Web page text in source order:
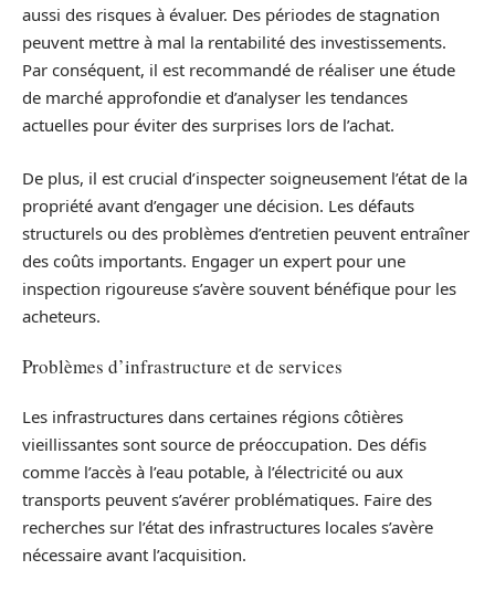
aussi des risques à évaluer. Des périodes de stagnation
peuvent mettre à mal la rentabilité des investissements.
Par conséquent, il est recommandé de réaliser une étude
de marché approfondie et d’analyser les tendances
actuelles pour éviter des surprises lors de l’achat.
De plus, il est crucial d’inspecter soigneusement l’état de la
propriété avant d’engager une décision. Les défauts
structurels ou des problèmes d’entretien peuvent entraîner
des coûts importants. Engager un expert pour une
inspection rigoureuse s’avère souvent bénéfique pour les
acheteurs.
Problèmes d’infrastructure et de services
Les infrastructures dans certaines régions côtières
vieillissantes sont source de préoccupation. Des défis
comme l’accès à l’eau potable, à l’électricité ou aux
transports peuvent s’avérer problématiques. Faire des
recherches sur l’état des infrastructures locales s’avère
nécessaire avant l’acquisition.